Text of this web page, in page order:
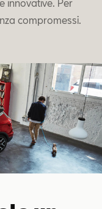
innovative. Per
compromessi.